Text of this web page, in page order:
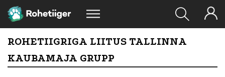
ROHETIIGRIGA LIITUS TALLINNA
KAUBAMAJA GRUPP